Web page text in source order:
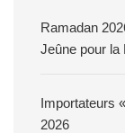
Ramadan
Jeûne pour la
Importateurs
2026